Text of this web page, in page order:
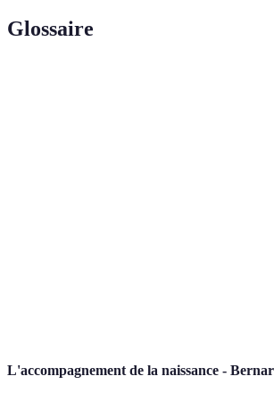
Glossaire
L'accompagnement de la naissance -